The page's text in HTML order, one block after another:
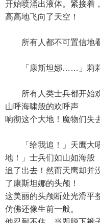
开始喷涌出液体。紧接着
高高地飞向了天空！
所有人都不可置信地看
「康斯坦娜……」莉莉
所有人类士兵都开始欢
山呼海啸般的欢呼声
响彻这个大地！魔物们失
「给我追！」天鹰大吼
地！」士兵们如山如海般
追了出去！然而天鹰却并
了康斯坦娜的头颅！
这美丽的头颅断处光滑平
仿佛还像生前一般。